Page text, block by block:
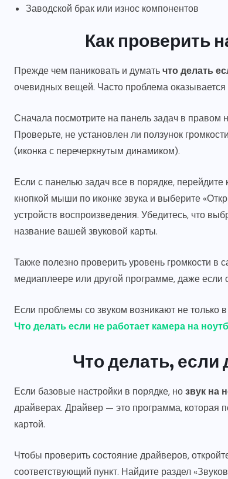
Заводской брак или износ компонентов
Как проверить
Прежде чем паниковать и думатьчто делать
очевидных вещей. Часто проблема
Сначала посмотрите на панель задач в правом
Проверьте, не установлен ли ползунок
(иконка с перечеркнутым динамиком).
Если с панелью задач все в порядке,
кнопкой мыши по иконке звука и выберите
устройств воспроизведения. Убедитесь, что
название вашей звуковой карты.
Также полезно проверить уровень громкости в
медиаплеере или другой программе, даже если
Если проблемы со звуком возникают не только
Что делать если не работает камера на
Что делать, если
Если базовые настройки в порядке, нозвук на
драйверах. Драйвер — это программа, которая
картой.
Чтобы проверить состояние драйверов,
соответствующий пункт. Найдите раздел